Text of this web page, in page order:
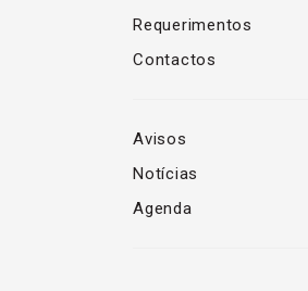
Requerimentos
Contactos
Avisos
Notícias
Agenda